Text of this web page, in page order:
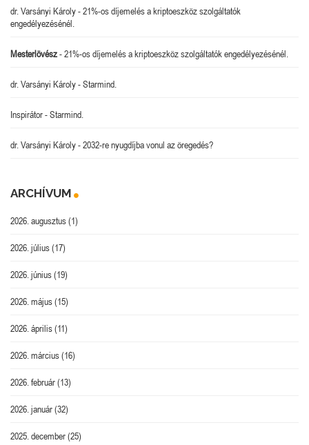
dr. Varsányi Károly-21%-os díjemelés a kriptoeszköz szolgáltatók
engedélyezésénél.
Mesterlövész-21%-os díjemelés a kriptoeszköz szolgáltatók engedélyezésénél.
dr. Varsányi Károly-Starmind.
Inspirátor-Starmind.
dr. Varsányi Károly-2032-re nyugdíjba vonul az öregedés?
ARCHÍVUM
2026. augusztus(1)
2026. július(17)
2026. június(19)
2026. május(15)
2026. április(11)
2026. március(16)
2026. február(13)
2026. január(32)
2025. december(25)